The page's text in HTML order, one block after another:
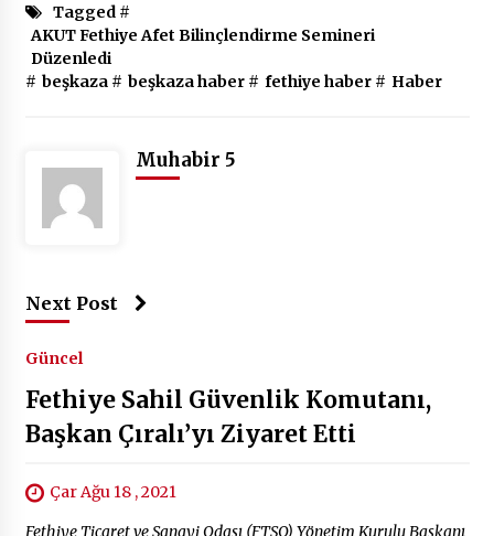
Tagged #
AKUT Fethiye Afet Bilinçlendirme Semineri
Düzenledi
# beşkaza# beşkaza haber# fethiye haber# Haber
Muhabir 5
Next Post
Güncel
Fethiye Sahil Güvenlik Komutanı,
Başkan Çıralı’yı Ziyaret Etti
Çar Ağu 18 , 2021
Fethiye Ticaret ve Sanayi Odası (FTSO) Yönetim Kurulu Başkanı